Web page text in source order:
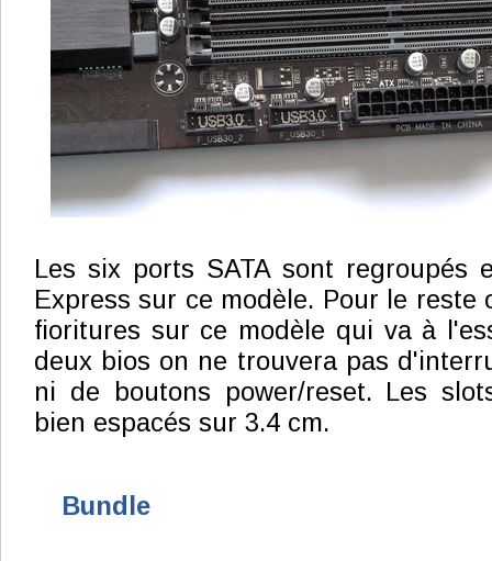
Les six ports SATA sont regroupés
Express sur ce modèle. Pour le reste
fioritures sur ce modèle qui va à
deux bios on ne trouvera pas
ni de boutons power/reset. Les
bien espacés sur 3.4 cm.
Bundle